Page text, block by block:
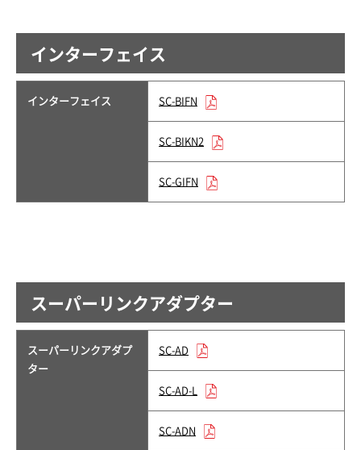
インターフェイス
インターフェイス SC-BIFN
SC-BIKN2
SC-GIFN
スーパーリンクアダプター
スーパーリンクアダプ
ター
SC-AD
SC-AD-L
SC-ADN